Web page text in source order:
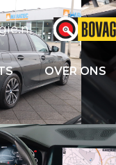
OVER ONS